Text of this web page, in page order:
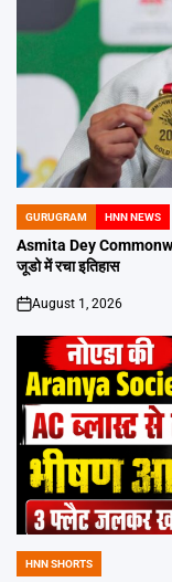
POSTED
IN
GURUGRAM HNN NEWS
Asmita Dey
जूडो में रचा इतिहास
on
August 1, 2026
POSTED
HNN SHORTS